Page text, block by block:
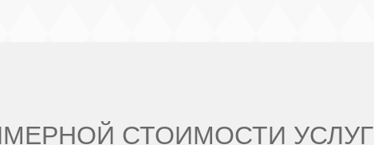
СТОИМОСТИ УСЛУГ